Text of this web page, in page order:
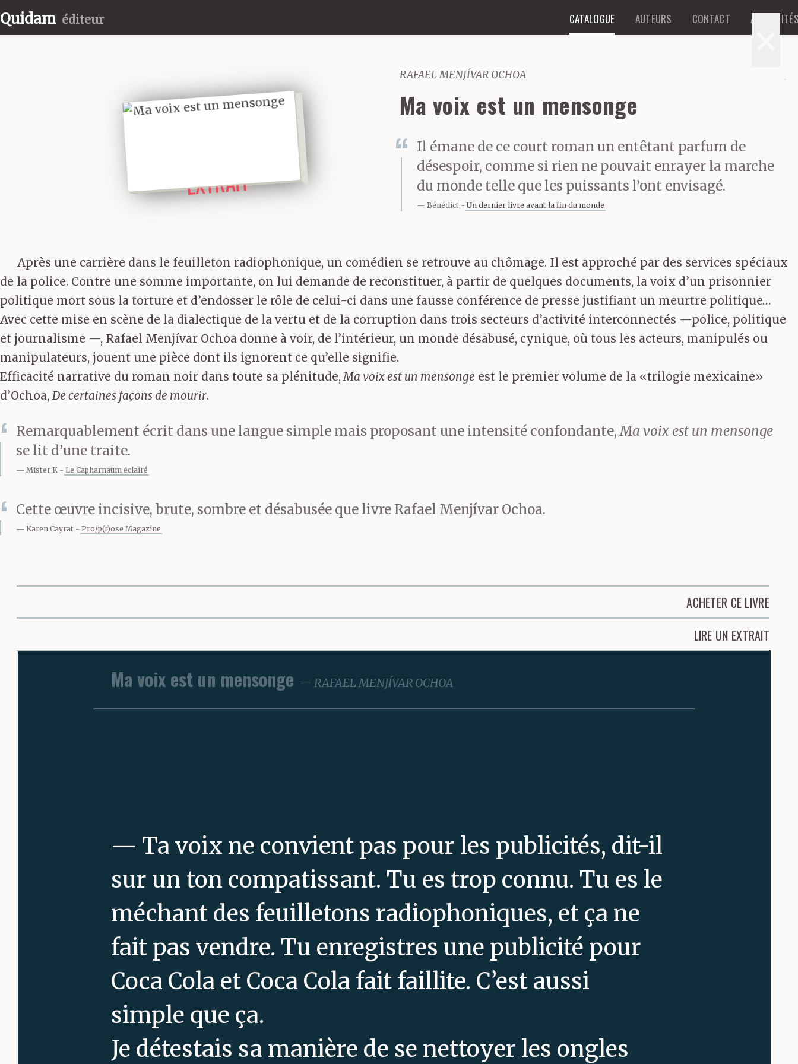
Quidam éditeur CATALOGUE AUTEURS CONTACT
EXTRAIT
RAFAEL MENJÍVAR OCHOA
Ma voix est un mensonge
Il émane de ce court roman un entêtant parfum de
désespoir, comme si rien ne pouvait enrayer la marche
du monde telle que les puissants l’ont envisagé.
Bénédict Un dernier livre avant la fin du monde
Après une carrière dans le feuilleton radiophonique, un comédien se retrouve au chômage. Il est approché par des services spéciaux
de la police. Contre une somme importante, on lui demande de reconstituer, à partir de quelques documents, la voix d’un prisonnier
politique mort sous la torture et d’endosser le rôle de celui-ci dans une fausse conférence de presse justifiant un meurtre politique…
Avec cette mise en scène de la dialectique de la vertu et de la corruption dans trois secteurs d’activité interconnectés —police, politique
et journalisme —, Rafael Menjívar Ochoa donne à voir, de l’intérieur, un monde désabusé, cynique, où tous les acteurs, manipulés ou
manipulateurs, jouent une pièce dont ils ignorent ce qu’elle signifie.
Efficacité narrative du roman noir dans toute sa plénitude, Ma voix est un mensonge est le premier volume de la «trilogie mexicaine»
d’Ochoa, De certaines façons de mourir.
Remarquablement écrit dans une langue simple mais proposant une intensité confondante,Ma voix est un mensonge
se lit d’une traite.
Mister K Le Capharnaüm éclairé
Cette œuvre incisive, brute, sombre et désabusée que livre Rafael Menjívar Ochoa.
Karen Cayrat Pro/p(r)ose Magazine
ACHETER CE LIVRE
LIRE UN EXTRAIT
Ma voix est un mensonge RAFAEL MENJÍVAR OCHOA
— Ta voix ne convient pas pour les publicités, dit-il
sur un ton compatissant. Tu es trop connu. Tu es le
méchant des feuilletons radiophoniques, et ça ne
fait pas vendre. Tu enregistres une publicité pour
Coca Cola et Coca Cola fait faillite. C’est aussi
simple que ça.
Je détestais sa manière de se nettoyer les ongles